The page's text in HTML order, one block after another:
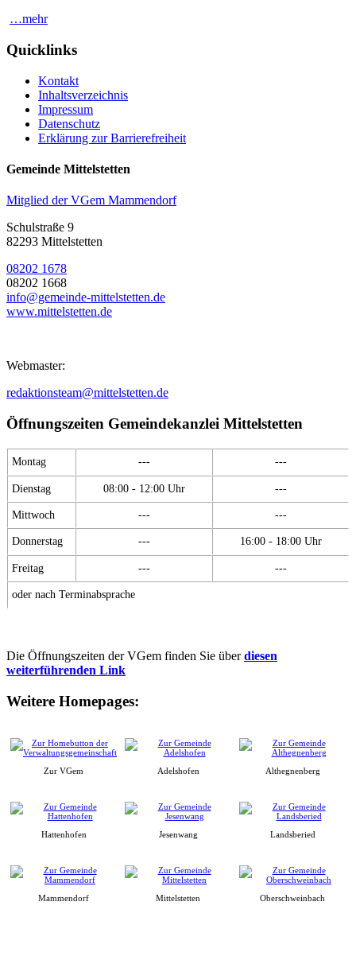
…mehr
Quicklinks
Kontakt
Inhaltsverzeichnis
Impressum
Datenschutz
Erklärung zur Barrierefreiheit
Gemeinde Mittelstetten
Mitglied der VGem Mammendorf
Schulstraße 9
82293 Mittelstetten
08202 1678
08202 1668
info@gemeinde-mittelstetten.de
www.mittelstetten.de
Webmaster:
redaktionsteam@mittelstetten.de
Öffnungszeiten Gemeindekanzlei Mittelstetten
Montag --- ---
Dienstag 08:00 - 12:00 Uhr ---
Mittwoch --- ---
Donnerstag --- 16:00 - 18:00 Uhr
Freitag --- ---
oder nach Terminabsprache
Die Öffnungszeiten der VGem finden Sie überdiesen
weiterführenden Link
Weitere Homepages:
Zur VGem Adelshofen Althegnenberg
Hattenhofen Jesenwang Landsberied
Mammendorf Mittelstetten Oberschweinbach